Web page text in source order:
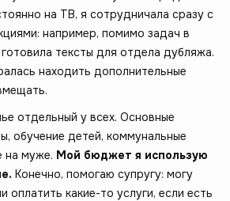
на ТВ, я сотрудничала сразу с
например, помимо задач в
тексты для отдела дубляжа.
находить дополнительные
отдельный у всех. Основные
обучение детей, коммунальные
на муже. Мой бюджет я использую
Конечно, помогаю супругу: могу
оплатить какие-то услуги, если есть